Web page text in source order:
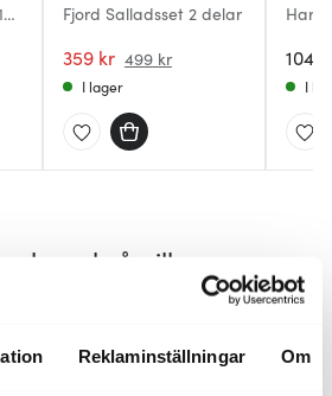
Reklaminställningar Om
Fjord Salladsset 2 delar
359 kr 499 kr
I lager
1049
I
också gillar
30%